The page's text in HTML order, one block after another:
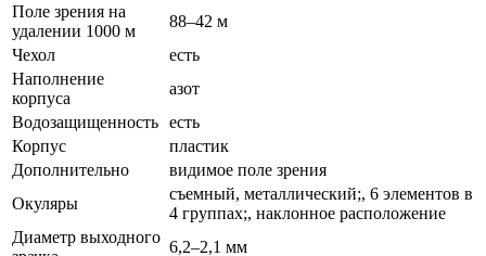
Поле зрения на
удалении 1000 м
88–42 м
Чехол
есть
Наполнение
корпуса
азот
Водозащищенность есть
Корпус
пластик
Дополнительно
видимое поле зрения
Окуляры
съемный, металлический;, 6 элементов в
4 группах;, наклонное расположение
Диаметр выходного
6,2–2,1 мм